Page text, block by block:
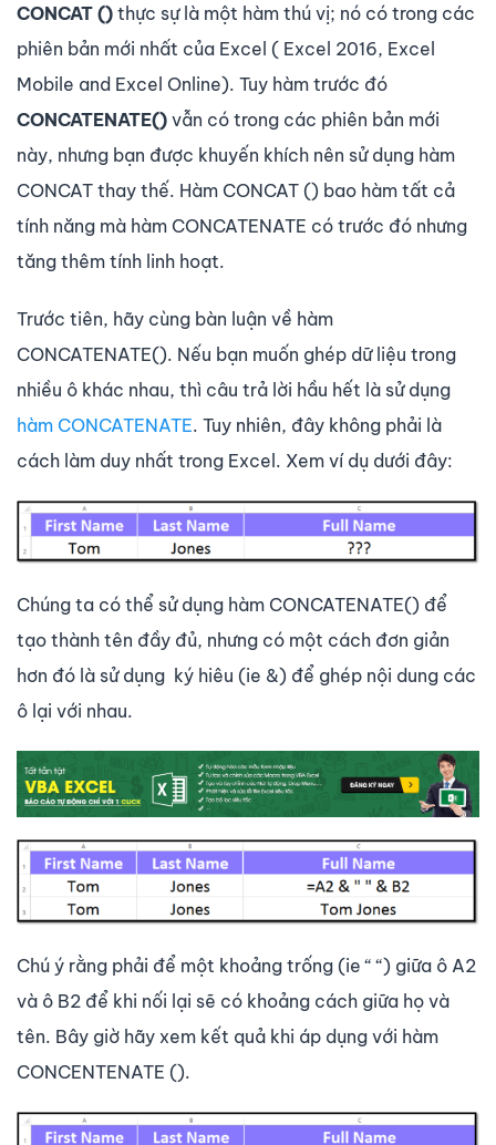
CONCAT () thực sự là một hàm thú vị; nó có trong các
phiên bản mới nhất của Excel ( Excel 2016, Excel
Mobile and Excel Online). Tuy hàm trước đó
CONCATENATE() vẫn có trong các phiên bản mới
này, nhưng bạn được khuyến khích nên sử dụng hàm
CONCAT thay thế. Hàm CONCAT () bao hàm tất cả
tính năng mà hàm CONCATENATE có trước đó nhưng
tăng thêm tính linh hoạt.
Trước tiên, hãy cùng bàn luận về hàm
CONCATENATE(). Nếu bạn muốn ghép dữ liệu trong
nhiều ô khác nhau, thì câu trả lời hầu hết là sử dụng
hàm CONCATENATE. Tuy nhiên, đây không phải là
cách làm duy nhất trong Excel. Xem ví dụ dưới đây:
Chúng ta có thể sử dụng hàm CONCATENATE() để
tạo thành tên đầy đủ, nhưng có một cách đơn giản
hơn đó là sử dụng ký hiêu (ie &) để ghép nội dung các
ô lại với nhau.
Chú ý rằng phải để một khoảng trống (ie “ “) giữa ô A2
và ô B2 để khi nối lại sẽ có khoảng cách giữa họ và
tên. Bây giờ hãy xem kết quả khi áp dụng với hàm
CONCENTENATE ().